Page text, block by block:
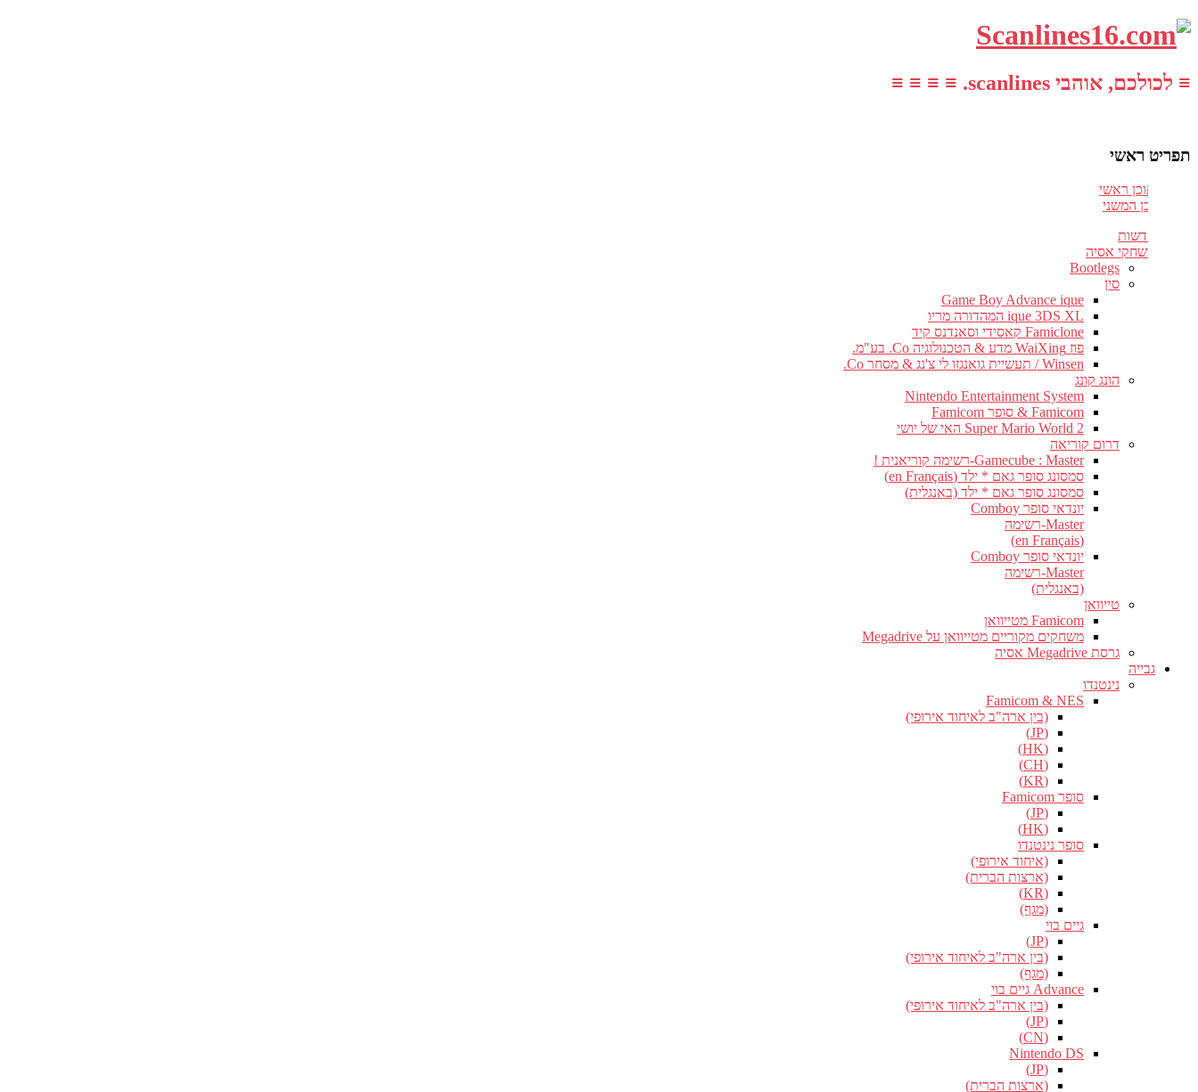
≡ לכולכם, אוהבי scanlines. ≡ ≡ ≡ ≡
תפריט ראשי
עבור לתוכן ראשי
דלג לתוכן המשני
חדשות
משחקי אסיה
Bootlegs
סין
Game Boy Advance ique
ique 3DS XL המהדורה מריו
Famiclone קאסידי וסאנדנס קיד
פוז WaiXing מדע & הטכנולוגיה Co. בע"מ.
Winsen / תעשיית גואנגזו לי צ'נג & מסחר Co.
הונג קונג
Nintendo Entertainment System
Famicom & סופר Famicom
Super Mario World 2 האי של יושי
דרום קוריאה
Gamecube : Master-רשימה קוריאנית !
סמסונג סופר גאם * ילד (en Français)
סמסונג סופר גאם * ילד (באנגלית)
יונדאי סופר Comboy
Master-רשימה
(en Français)
יונדאי סופר Comboy
Master-רשימה
(באנגלית)
טייוואן
Famicom מטייוואן
משחקים מקוריים מטייוואן על Megadrive
גרסת Megadrive אסיה
גבייה
נינטנדו
Famicom & NES
(בין ארה"ב לאיחוד אירופי)
(JP)
(HK)
(CH)
(KR)
סופר Famicom
(JP)
(HK)
סופר נינטנדו
(איחוד אירופי)
(ארצות הברית)
(KR)
(מגף)
גיים בוי
(JP)
(בין ארה"ב לאיחוד אירופי)
(מגף)
Advance גיים בוי
(בין ארה"ב לאיחוד אירופי)
(JP)
(CN)
Nintendo DS
(JP)
(ארצות הברית)